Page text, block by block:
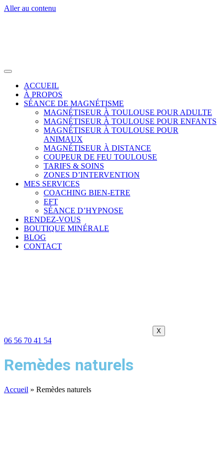
Aller au contenu
ACCUEIL
À PROPOS
SÉANCE DE MAGNÉTISME
MAGNÉTISEUR À TOULOUSE POUR ADULTE
MAGNÉTISEUR À TOULOUSE POUR ENFANTS
MAGNÉTISEUR À TOULOUSE POUR
ANIMAUX
MAGNÉTISEUR À DISTANCE
COUPEUR DE FEU TOULOUSE
TARIFS & SOINS
ZONES D’INTERVENTION
MES SERVICES
COACHING BIEN-ETRE
EFT
SÉANCE D’HYPNOSE
RENDEZ-VOUS
BOUTIQUE MINÉRALE
BLOG
CONTACT
X
06 56 70 41 54
Remèdes naturels
Accueil » Remèdes naturels